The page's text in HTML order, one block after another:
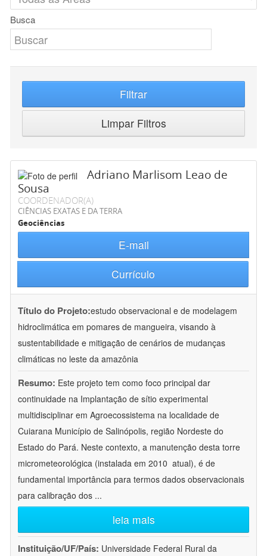
Busca
Filtrar
Limpar Filtros
Adriano Marlisom Leao de
Sousa
COORDENADOR(A)
CIÊNCIAS EXATAS E DA TERRA
Geociências
E-mail
Currículo
Título do Projeto:estudo observacional e de modelagem
hidroclimática em pomares de mangueira, visando à
sustentabilidade e mitigação de cenários de mudanças
climáticas no leste da amazônia
Resumo: Este projeto tem como foco principal dar
continuidade na Implantação de sítio experimental
multidisciplinar em Agroecossistema na localidade de
Cuiarana Município de Salinópolis, região Nordeste do
Estado do Pará. Neste contexto, a manutenção desta torre
micrometeorológica (instalada em 2010  atual), é de
fundamental importância para termos dados observacionais
para calibração dos ...
leia mais
Instituição/UF/País: Universidade Federal Rural da